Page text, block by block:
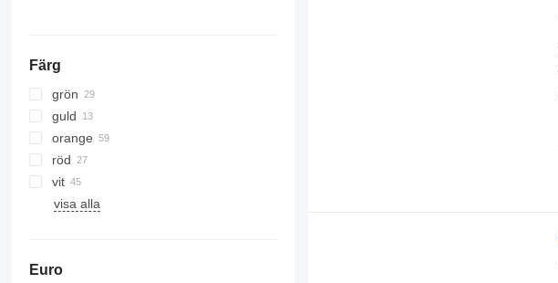
Färg
grön
guld
orange
röd
vit
visa alla
Euro